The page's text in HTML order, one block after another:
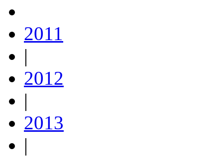
2011
|
2012
|
2013
|